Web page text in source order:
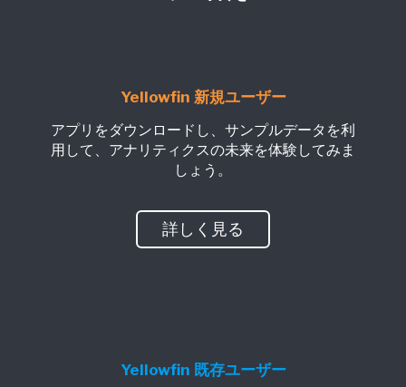
Yellowfin 新規ユーザー
アプリをダウンロードし、サンプルデータを利
用して、アナリティクスの未来を体験してみま
しょう。
詳しく見る
Yellowfin 既存ユーザー